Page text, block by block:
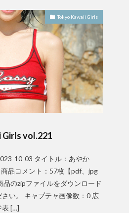
Tokyo Kawaii Girls
Girls vol.221
10-03 タイトル：あやか
品コメント：57枚【pdf、jpg
のzipファイルをダウンロード
い。 キャプテャ画像数：0 広
表 […]